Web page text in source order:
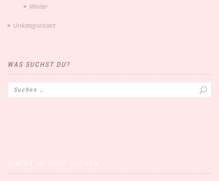
Winter
Unkategorisiert
WAS SUCHST DU?